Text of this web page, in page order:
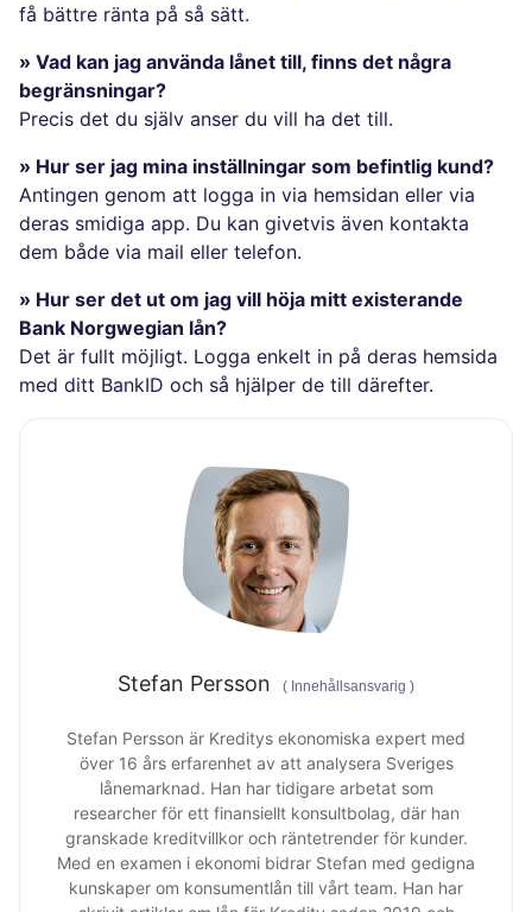
få bättre ränta på så sätt.
» Vad kan jag använda lånet till, finns det några
begränsningar?
Precis det du själv anser du vill ha det till.
» Hur ser jag mina inställningar som befintlig kund?
Antingen genom att logga in via hemsidan eller via
deras smidiga app. Du kan givetvis även kontakta
dem både via mail eller telefon.
» Hur ser det ut om jag vill höja mitt existerande
Bank Norgwegian lån?
Det är fullt möjligt. Logga enkelt in på deras hemsida
med ditt BankID och så hjälper de till därefter.
Stefan Persson ( Innehållsansvarig )
Stefan Persson är Kreditys ekonomiska expert med
över 16 års erfarenhet av att analysera Sveriges
lånemarknad. Han har tidigare arbetat som
researcher för ett finansiellt konsultbolag, där han
granskade kreditvillkor och räntetrender för kunder.
Med en examen i ekonomi bidrar Stefan med gedigna
kunskaper om konsumentlån till vårt team. Han har